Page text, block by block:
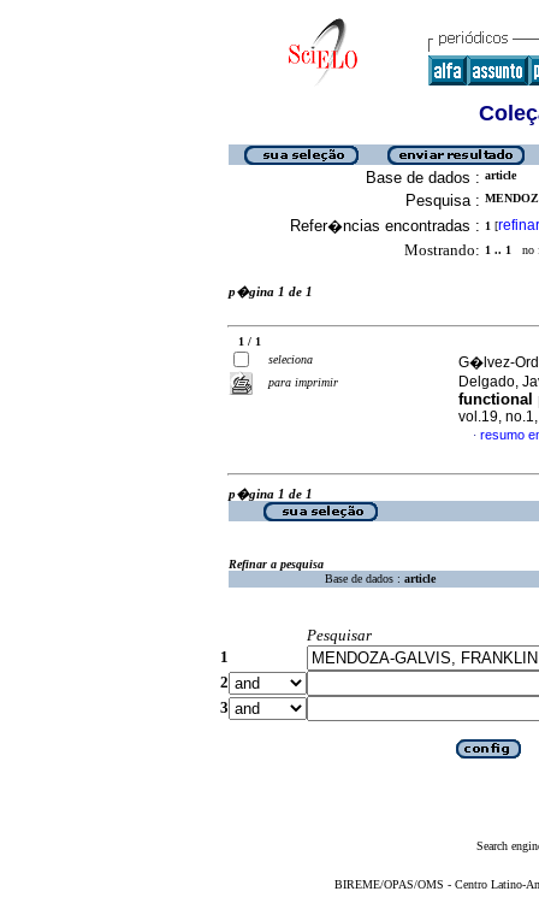
Base de dados : article
Pesquisa :
Refer�ncias encontradas : 1 [refinar
Mostrando: 1 .. 1 no
p�gina 1 de 1
1 / 1
seleciona
para imprimir
G�lvez-
Delgado,
functional
vol.19,
· resumo
p�gina 1 de 1
Refinar a pesquisa
Base de dados : article
Pesquisar
1
2
3
Search
BIREME/OPAS/OMS - Centro Latino-